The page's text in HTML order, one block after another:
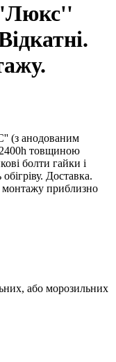
(з анодованим
товщиною
болти гайки і
Доставка.
монтажу приблизно
або морозильних